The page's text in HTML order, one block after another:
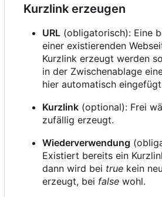
Kurzlink erzeugen
URL (obligatorisch): Eine
einer existierenden
Kurzlink erzeugt werden
in der Zwischenablage
hier automatisch
Kurzlink (optional): Frei
zufällig erzeugt.
Wiederverwendung
Existiert bereits ein
dann wird bei true kein
erzeugt, bei false wohl.